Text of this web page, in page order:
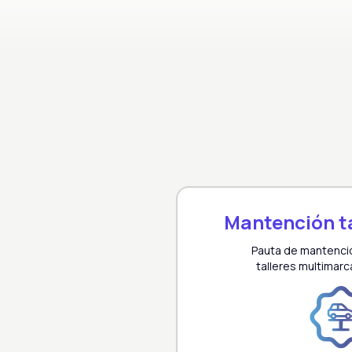
Mantención
Pauta de
talleres